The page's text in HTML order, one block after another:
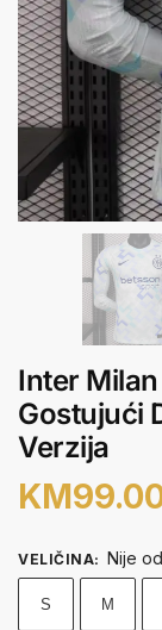
Inter
Gostujući
Verzija
KM
VELIČINA: Nije
S M